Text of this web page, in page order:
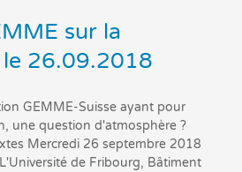
sur la
26.09.2018
GEMME-Suisse ayant pour
une question d'atmosphère ?
Mercredi 26 septembre 2018
de Fribourg, Bâtiment